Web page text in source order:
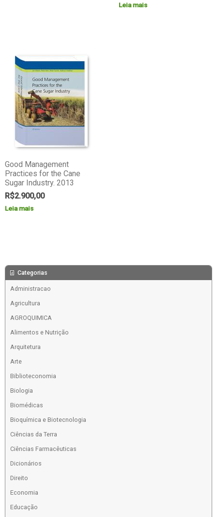
Leia mais
Good Management
Practices for the Cane
Sugar Industry. 2013
R$2.900,00
Leia mais
Categorias
Administracao
Agricultura
AGROQUIMICA
Alimentos e Nutrição
Arquitetura
Arte
Biblioteconomia
Biologia
Biomédicas
Bioquímica e Biotecnologia
Ciências da Terra
Ciências Farmacêuticas
Dicionários
Direito
Economia
Educação